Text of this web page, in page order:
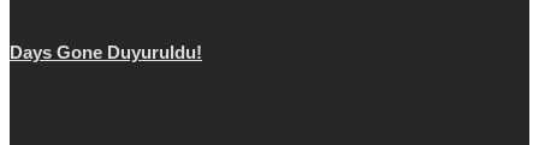
Days Gone Duyuruldu!